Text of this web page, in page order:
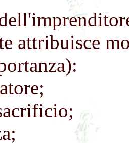
attribuisce